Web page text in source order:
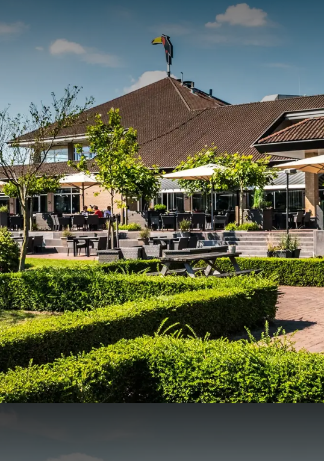
in de omgeving van Cuijk
te beleven. U kunt bijvoorbeeld kiezen voor een uitgestippelde fiets- of
receptie van het hotel. U kunt ook op pad gaan met een echte gids die u
zien. Of kies voor een kleine wandeling door het historische centrum van
zijn diverse musea te vinden en kunt u er een dagje op uit in
het toe? Dan is er genoeg te beleven op het water. Zo kunt u op de
of een tocht met een kano maken. Kortom, er is in de omgeving genoeg te